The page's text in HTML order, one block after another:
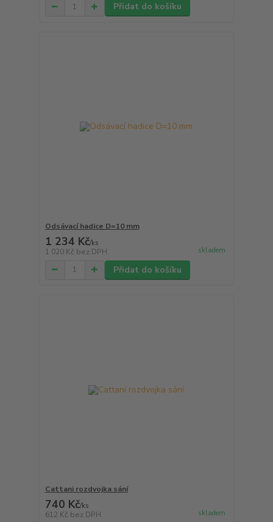
Přidat do košíku
Odsávací hadice D=10 mm
1 234 Kč/ks
1 020 Kč bez DPH skladem
Přidat do košíku
Cattani rozdvojka sání
740 Kč/ks
612 Kč bez DPH skladem